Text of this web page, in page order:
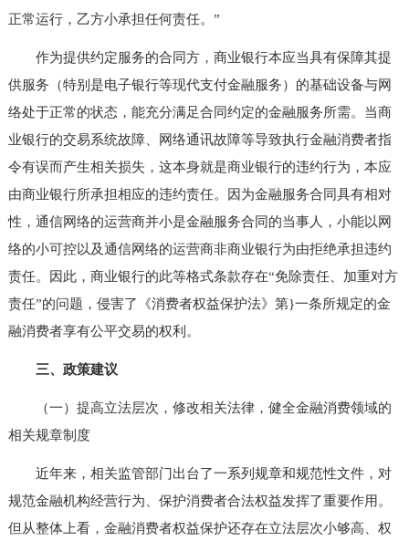
正常运行，乙方小承担任何责任。”
作为提供约定服务的合同方，商业银行本应当具有保障其提
供服务（特别是电子银行等现代支付金融服务）的基础设备与网
络处于正常的状态，能充分满足合同约定的金融服务所需。当商
业银行的交易系统故障、网络通讯故障等导致执行金融消费者指
令有误而产生相关损失，这本身就是商业银行的违约行为，本应
由商业银行所承担相应的违约责任。因为金融服务合同具有相对
性，通信网络的运营商并小是金融服务合同的当事人，小能以网
络的小可控以及通信网络的运营商非商业银行为由拒绝承担违约
责任。因此，商业银行的此等格式条款存在“免除责任、加重对方
责任”的问题，侵害了《消费者权益保护法》第}一条所规定的金
融消费者享有公平交易的权利。
三、政策建议
（一）提高立法层次，修改相关法律，健全金融消费领域的
相关规章制度
近年来，相关监管部门出台了一系列规章和规范性文件，对
规范金融机构经营行为、保护消费者合法权益发挥了重要作用。
但从整体上看，金融消费者权益保护还存在立法层次小够高、权